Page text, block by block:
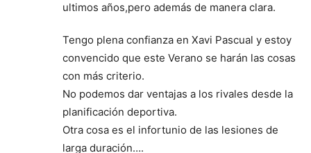
ultimos años,pero además de manera clara.
Tengo plena confianza en Xavi Pascual y estoy
convencido que este Verano se harán las cosas
con más criterio.
No podemos dar ventajas a los rivales desde la
planificación deportiva.
Otra cosa es el infortunio de las lesiones de
larga duración….